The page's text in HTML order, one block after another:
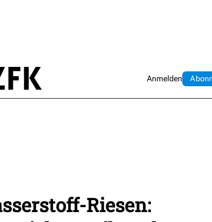
Anmelden Abo
Riesen: